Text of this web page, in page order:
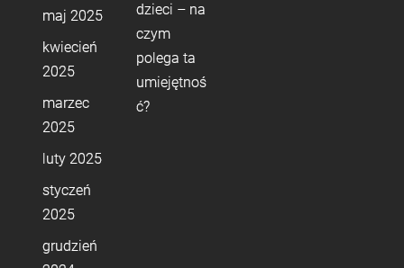
maj 2025
kwiecień
2025
marzec
2025
luty 2025
styczeń
2025
grudzień
dzieci – na
czym
polega ta
umiejętnoś
ć?